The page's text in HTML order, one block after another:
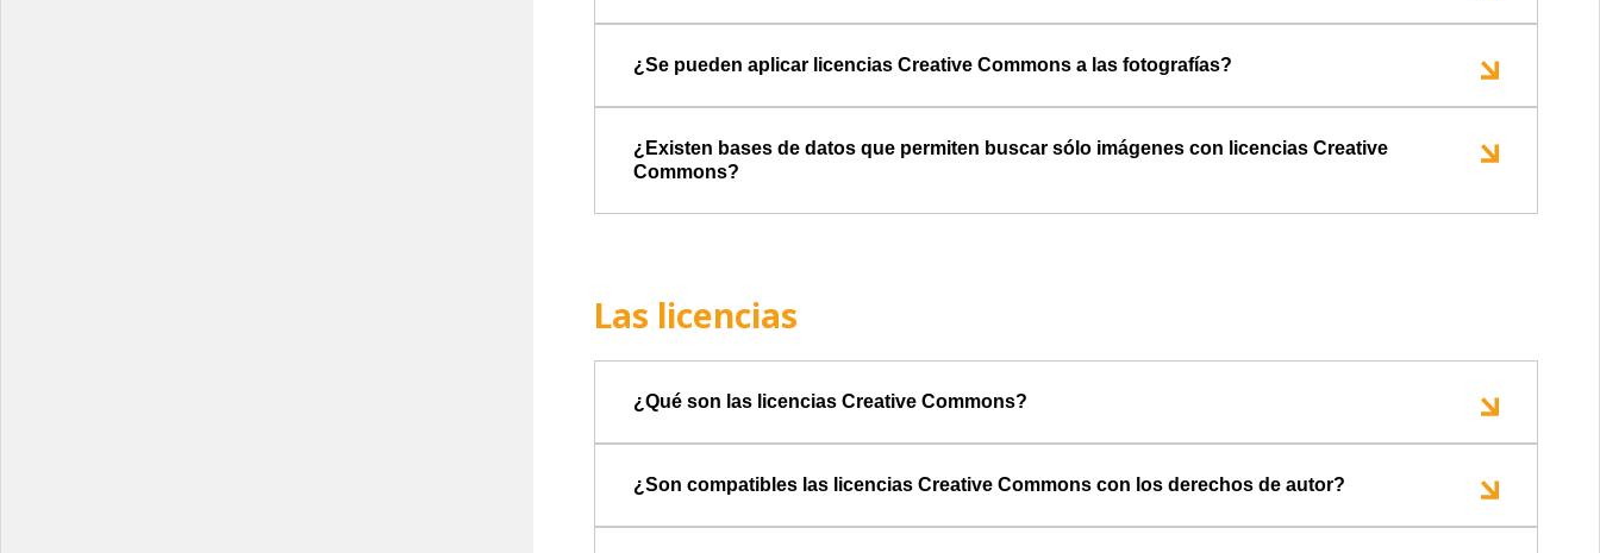
¿Se pueden aplicar licencias Creative Commons a las fotografías?
¿Existen bases de datos que permiten buscar sólo imágenes con licencias Creative
Commons?
Las licencias
¿Qué son las licencias Creative Commons?
¿Son compatibles las licencias Creative Commons con los derechos de autor?